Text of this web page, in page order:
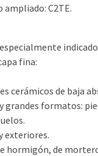
C2TE.
fina:
cerámicos de baja
grandes formatos:
exteriores.
hormigón, de